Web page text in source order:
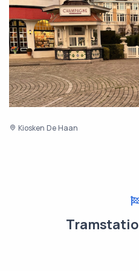
Kiosken De Haan